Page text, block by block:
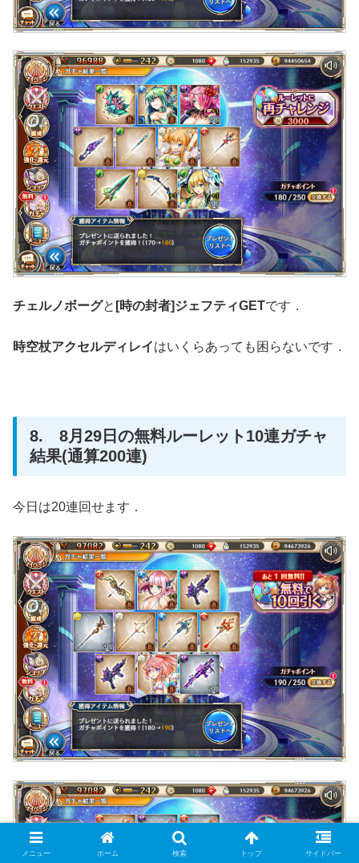
チェルノボーグと [時の封者]ジェフティGETです．
時空杖アクセルディレイはいくらあっても困らないです．
8. 8月29日の無料ルーレット10連ガチャ
結果(通算200連)
今日は20連回せます．
メニュー ホーム 検索 トップ サイドバー